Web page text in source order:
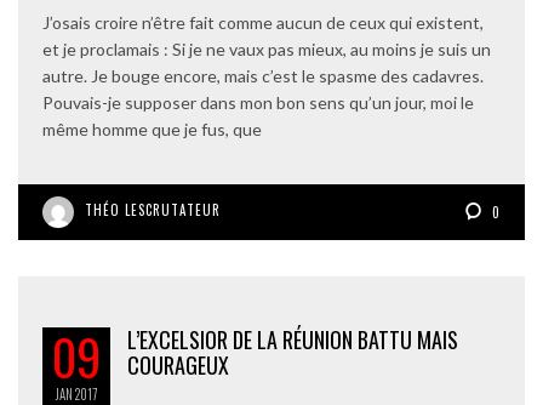
J’osais croire n’être fait comme aucun de ceux qui existent,
et je proclamais : Si je ne vaux pas mieux, au moins je suis un
autre. Je bouge encore, mais c’est le spasme des cadavres.
Pouvais-je supposer dans mon bon sens qu’un jour, moi le
même homme que je fus, que
THÉO LESCRUTATEUR 0
09
JAN2017
L’EXCELSIOR DE LA RÉUNION BATTU MAIS
COURAGEUX